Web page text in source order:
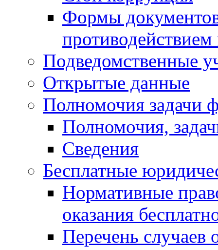
Формы
Подведомственные
Открытые данные
Полномочия задачи
Полномочия,
Сведения
Бесплатные
Нормативные
оказания
Перечень случаев